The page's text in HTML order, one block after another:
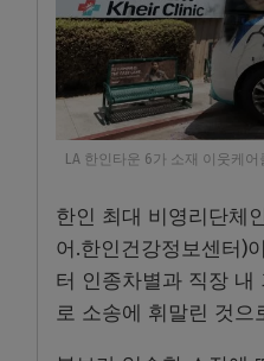
LA 한인타운 6가 소재 이웃케
한인 최대 비영리단체
어.한인건강정보센터)
터 인종차별과 직장 내
로 소송에 휘말린 것으